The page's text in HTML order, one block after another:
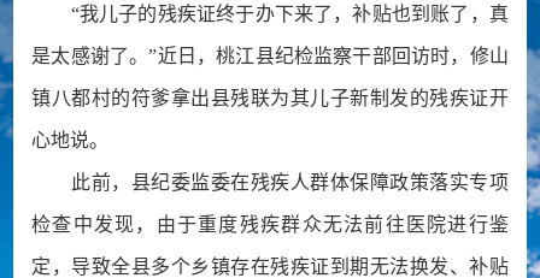
“我儿子的残疾证终于办下来了，补贴也到账了，真
是太感谢了。”近日，桃江县纪检监察干部回访时，修山
镇八都村的符爹拿出县残联为其儿子新制发的残疾证开
心地说。
此前，县纪委监委在残疾人群体保障政策落实专项
检查中发现，由于重度残疾群众无法前往医院进行鉴
定，导致全县多个乡镇存在残疾证到期无法换发、补贴